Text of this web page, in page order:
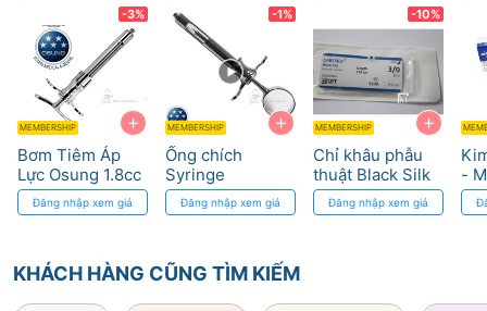
+
-3%
MEMBERSHIP
Bơm Tiêm Áp
Lực Osung 1.8cc
- An Toàn và
Chính Xác
Đăng nhập xem giá
+
-1%
MEMBERSHIP
Ống chích
Syringe
Aspirating,
nickel coated on
Đăng nhập xem giá
+
-10%
MEMBERSHIP
Chỉ khâu phẫu
thuật Black Silk
không tiêu đa
sợi với lớp phủ
Đăng nhập xem giá
-
KHÁCH HÀNG CŨNG TÌM KIẾM